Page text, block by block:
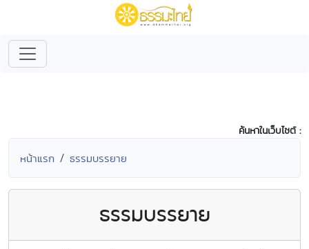
ค้นหาในเว็บไซต์ :
หน้าแรก ธรรมบรรยาย
ธรรมบรรยาย